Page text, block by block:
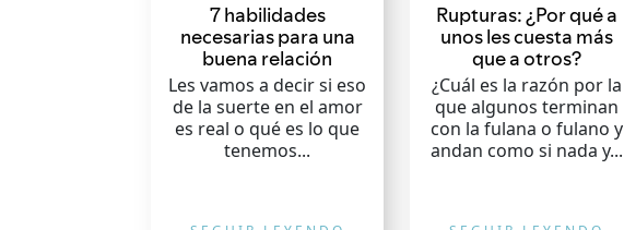
7 habilidades
necesarias para una
buena relación
Les vamos a decir si eso
de la suerte en el amor
es real o qué es lo que
tenemos...
Rupturas: ¿Por qué a
unos les cuesta más
que a otros?
¿Cuál es la razón por la
que algunos terminan
con la fulana o fulano y
andan como si nada y...